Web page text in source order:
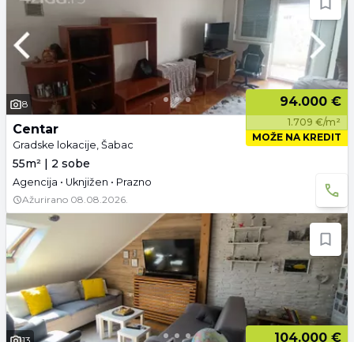
8 94.000 €
1.709 €/m²
MOŽE NA KREDIT
Centar
Gradske lokacije, Šabac
55m² | 2 sobe
Agencija • Uknjižen • Prazno
Ažurirano 08.08.2026.
104.000 €